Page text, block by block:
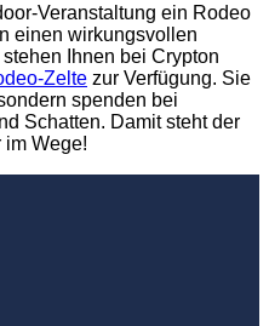
Veranstaltung ein Rodeo
einen wirkungsvollen
Ihnen bei Crypton
Zelte zur Verfügung. Sie
spenden bei
Schatten. Damit steht der
im Wege!